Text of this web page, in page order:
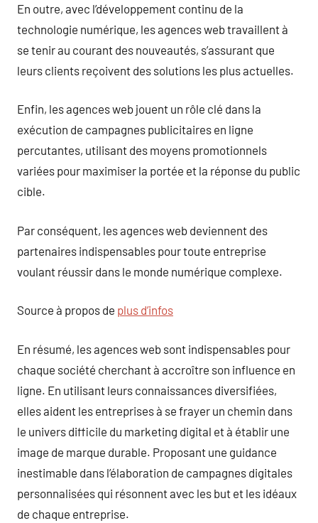
En outre, avec l’développement continu de la
technologie numérique, les agences web travaillent à
se tenir au courant des nouveautés, s’assurant que
leurs clients reçoivent des solutions les plus actuelles.
Enfin, les agences web jouent un rôle clé dans la
exécution de campagnes publicitaires en ligne
percutantes, utilisant des moyens promotionnels
variées pour maximiser la portée et la réponse du public
cible.
Par conséquent, les agences web deviennent des
partenaires indispensables pour toute entreprise
voulant réussir dans le monde numérique complexe.
Source à propos de plus d’infos
En résumé, les agences web sont indispensables pour
chaque société cherchant à accroître son influence en
ligne. En utilisant leurs connaissances diversifiées,
elles aident les entreprises à se frayer un chemin dans
le univers difficile du marketing digital et à établir une
image de marque durable. Proposant une guidance
inestimable dans l’élaboration de campagnes digitales
personnalisées qui résonnent avec les but et les idéaux
de chaque entreprise.